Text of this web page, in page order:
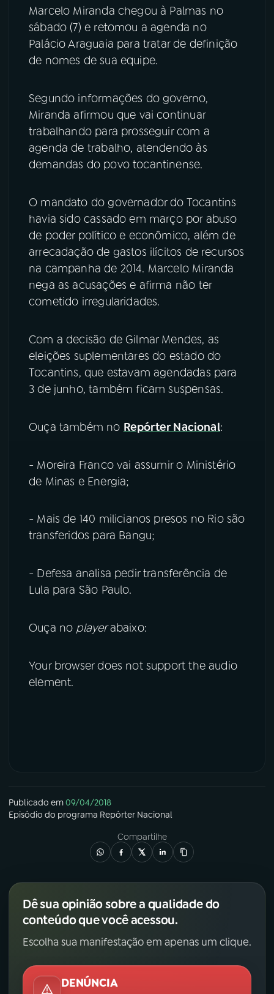
Marcelo Miranda chegou à Palmas no
sábado (7) e retomou a agenda no
Palácio Araguaia para tratar de definição
de nomes de sua equipe.
Segundo informações do governo,
Miranda afirmou que vai continuar
trabalhando para prosseguir com a
agenda de trabalho, atendendo às
demandas do povo tocantinense.
O mandato do governador do Tocantins
havia sido cassado em março por abuso
de poder político e econômico, além de
arrecadação de gastos ilícitos de recursos
na campanha de 2014. Marcelo Miranda
nega as acusações e afirma não ter
cometido irregularidades.
Com a decisão de Gilmar Mendes, as
eleições suplementares do estado do
Tocantins, que estavam agendadas para
3 de junho, também ficam suspensas.
Ouça também no Repórter Nacional:
- Moreira Franco vai assumir o Ministério
de Minas e Energia;
- Mais de 140 milicianos presos no Rio são
transferidos para Bangu;
- Defesa analisa pedir transferência de
Lula para São Paulo.
Ouça no playerabaixo:
Your browser does not support the audio
element.
Publicado em09/04/2018
Episódio do programa Repórter Nacional
Compartilhe
Dê sua opinião sobre a qualidade do
conteúdo que você acessou.
Escolha sua manifestação em apenas um clique.
DENÚNCIA